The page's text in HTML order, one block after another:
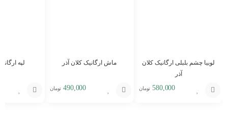
لوبیا چشم بلبلی ارگانیک کلان
آذر
580,000 تومان
ماش ارگانیک کلان آذر
490,000 تومان
لپه